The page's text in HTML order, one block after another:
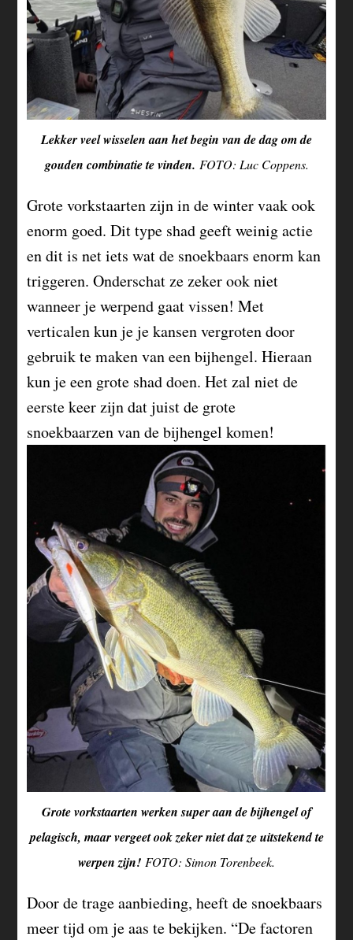
Lekker veel wisselen aan het begin van de dag om de
gouden combinatie te vinden. FOTO: Luc Coppens.
Grote vorkstaarten zijn in de winter vaak ook
enorm goed. Dit type shad geeft weinig actie
en dit is net iets wat de snoekbaars enorm kan
triggeren. Onderschat ze zeker ook niet
wanneer je werpend gaat vissen! Met
verticalen kun je je kansen vergroten door
gebruik te maken van een bijhengel. Hieraan
kun je een grote shad doen. Het zal niet de
eerste keer zijn dat juist de grote
snoekbaarzen van de bijhengel komen!
Grote vorkstaarten werken super aan de bijhengel of
pelagisch, maar vergeet ook zeker niet dat ze uitstekend te
werpen zijn! FOTO: Simon Torenbeek.
Door de trage aanbieding, heeft de snoekbaars
meer tijd om je aas te bekijken. “De factoren